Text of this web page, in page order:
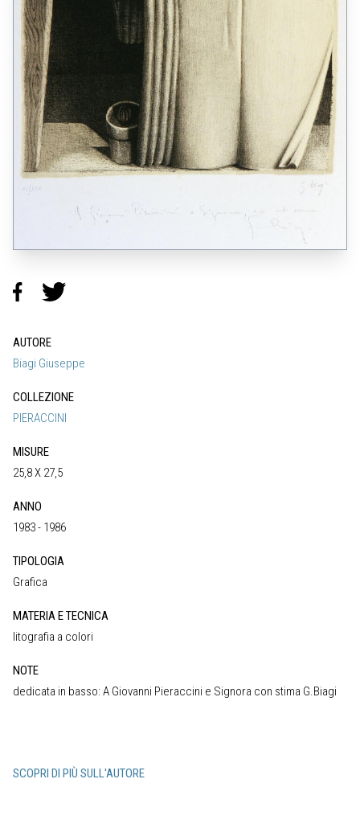
AUTORE
Biagi Giuseppe
COLLEZIONE
PIERACCINI
MISURE
25,8 X 27,5
ANNO
1983 - 1986
TIPOLOGIA
Grafica
MATERIA E TECNICA
litografia a colori
NOTE
dedicata in basso: A Giovanni Pieraccini e Signora con stima G.Biagi
SCOPRI DI PIÙ SULL'AUTORE